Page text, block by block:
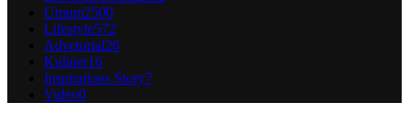
Umum2500
Lifestyle572
Advetorial26
Kuliner16
Inspirations Story7
Video0